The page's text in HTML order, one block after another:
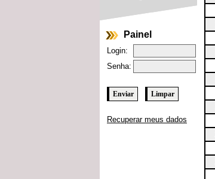
Painel
Login:
Senha:
Recuperar meus dados